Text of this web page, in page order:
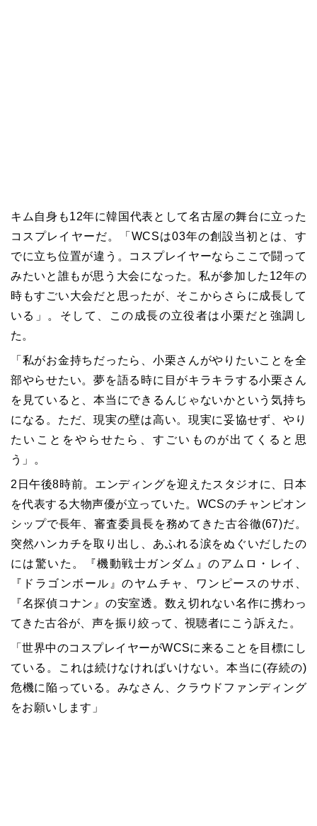
キム自身も12年に韓国代表として名古屋の舞台に立った
コスプレイヤーだ。「WCSは03年の創設当初とは、す
でに立ち位置が違う。コスプレイヤーならここで闘って
みたいと誰もが思う大会になった。私が参加した12年の
時もすごい大会だと思ったが、そこからさらに成長して
いる」。そして、この成長の立役者は小栗だと強調し
た。
「私がお金持ちだったら、小栗さんがやりたいことを全
部やらせたい。夢を語る時に目がキラキラする小栗さん
を見ていると、本当にできるんじゃないかという気持ち
になる。ただ、現実の壁は高い。現実に妥協せず、やり
たいことをやらせたら、すごいものが出てくると思
う」。
2日午後8時前。エンディングを迎えたスタジオに、日本
を代表する大物声優が立っていた。WCSのチャンピオン
シップで長年、審査委員長を務めてきた古谷徹(67)だ。
突然ハンカチを取り出し、あふれる涙をぬぐいだしたの
には驚いた。『機動戦士ガンダム』のアムロ・レイ、
『ドラゴンボール』のヤムチャ、ワンピースのサボ、
『名探偵コナン』の安室透。数え切れない名作に携わっ
てきた古谷が、声を振り絞って、視聴者にこう訴えた。
「世界中のコスプレイヤーがWCSに来ることを目標にし
ている。これは続けなければいけない。本当に(存続の)
危機に陥っている。みなさん、クラウドファンディング
をお願いします」